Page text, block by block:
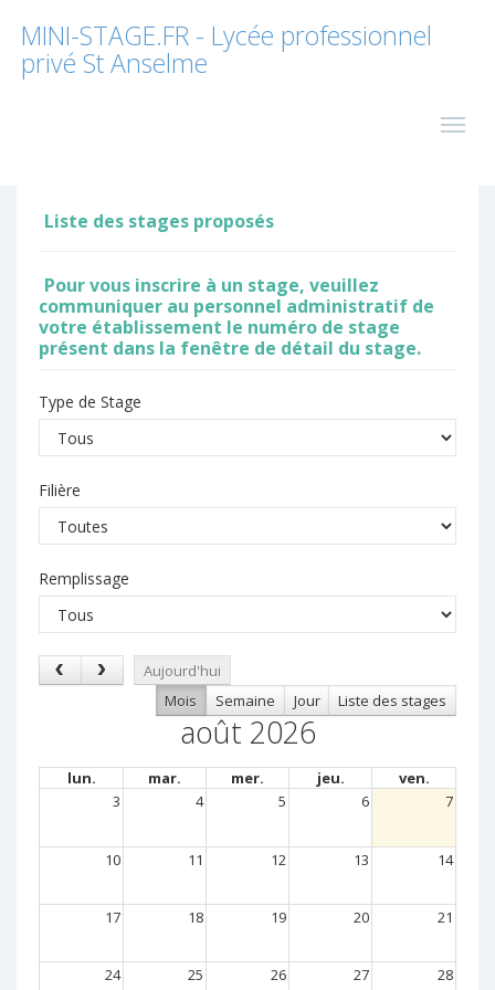
MINI-STAGE.FR - Lycée professionnel
privé St Anselme
Liste des stages proposés
Pour vous inscrire à un stage, veuillez
communiquer au personnel administratif de
votre établissement le numéro de stage
présent dans la fenêtre de détail du stage.
Type de Stage
Filière
Remplissage
Aujourd'hui
Mois
Semaine Jour Liste des stages
août 2026
lun. mar. mer. jeu.
ven.
3
4 5 6 7
10 11 12 13 14
17 18 19 20 21
24 25 26 27 28